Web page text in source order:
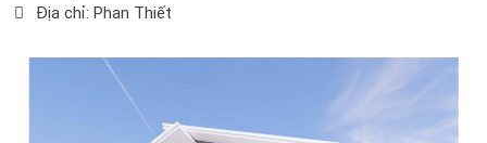
Địa chỉ: Phan Thiết